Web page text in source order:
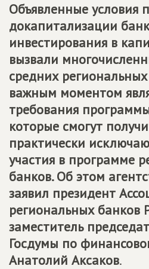
Объявленные условия
докапитализации
инвестирования в
вызвали
средних
важным моментом
требования
которые смогут
практически
участия в программе
банков. Об этом
заявил президент
региональных банков
заместитель
Госдумы по
Анатолий Аксаков.